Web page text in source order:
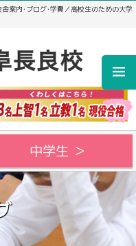
案内･ブログ･学費／高校生のための大学
中学生 ＞